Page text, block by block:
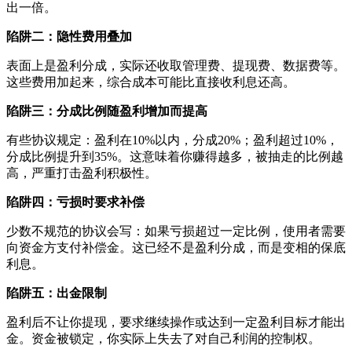
出一倍。
陷阱二：隐性费用叠加
表面上是盈利分成，实际还收取管理费、提现费、数据费等。
这些费用加起来，综合成本可能比直接收利息还高。
陷阱三：分成比例随盈利增加而提高
有些协议规定：盈利在10%以内，分成20%；盈利超过10%，
分成比例提升到35%。这意味着你赚得越多，被抽走的比例越
高，严重打击盈利积极性。
陷阱四：亏损时要求补偿
少数不规范的协议会写：如果亏损超过一定比例，使用者需要
向资金方支付补偿金。这已经不是盈利分成，而是变相的保底
利息。
陷阱五：出金限制
盈利后不让你提现，要求继续操作或达到一定盈利目标才能出
金。资金被锁定，你实际上失去了对自己利润的控制权。